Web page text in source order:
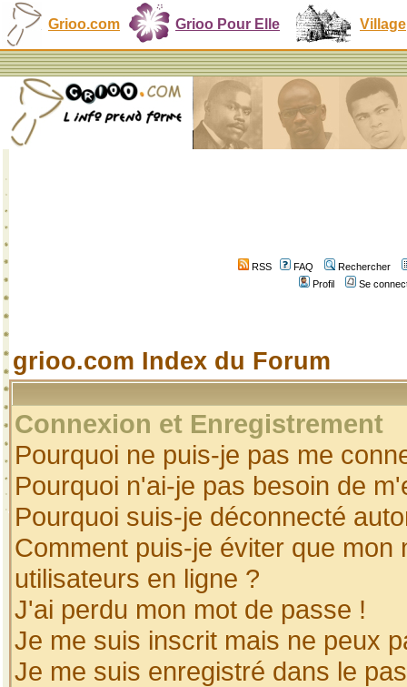
Grioo.com Grioo Pour Elle Village
RSS FAQ
Rechercher
Profil
Se
grioo.com Index du Forum
Connexion et Enregistrement
Pourquoi ne puis-je pas me
Pourquoi n'ai-je pas besoin de
Pourquoi suis-je déconnecté
Comment puis-je éviter que
utilisateurs en ligne ?
J'ai perdu mon mot de passe !
Je me suis inscrit mais ne peux
Je me suis enregistré dans le